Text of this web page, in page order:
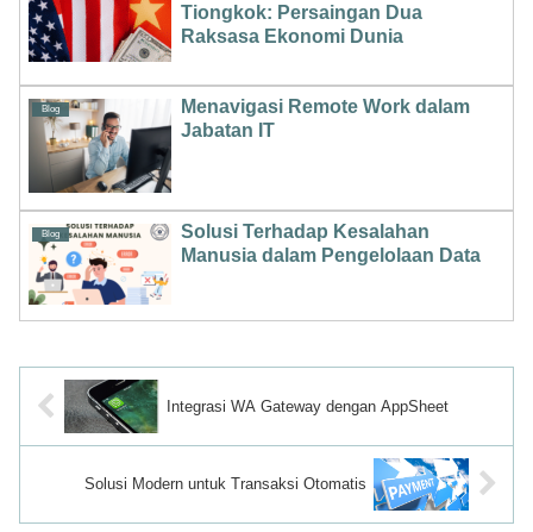
Tiongkok: Persaingan Dua
Raksasa Ekonomi Dunia
Blog
Menavigasi Remote Work dalam
Jabatan IT
Blog
Solusi Terhadap Kesalahan
Manusia dalam Pengelolaan Data
Integrasi WA Gateway dengan AppSheet
Solusi Modern untuk Transaksi Otomatis